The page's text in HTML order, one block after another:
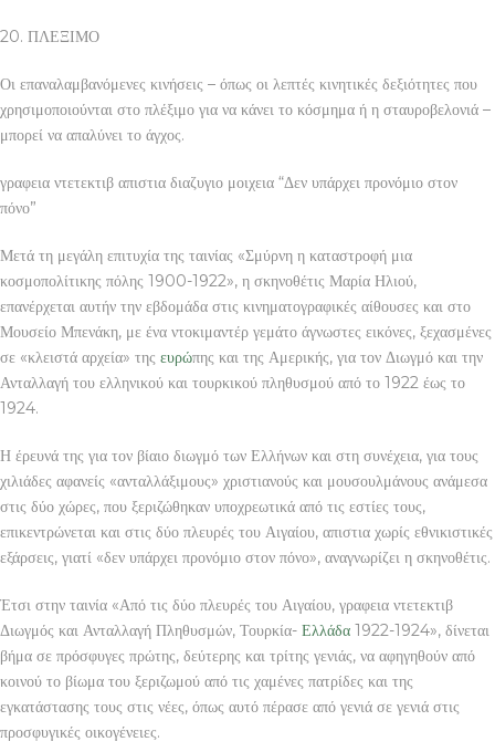
20. ΠΛΕΞΙΜΟ
Οι επαναλαμβανόμενες κινήσεις – όπως οι λεπτές κινητικές δεξιότητες που
χρησιμοποιούνται στο πλέξιμο για να κάνει το κόσμημα ή η σταυροβελονιά –
μπορεί να απαλύνει το άγχος.
γραφεια ντετεκτιβ απιστια διαζυγιο μοιχεια “Δεν υπάρχει προνόμιο στον
πόνο”
Μετά τη μεγάλη επιτυχία της ταινίας «Σμύρνη η καταστροφή μια
κοσμοπολίτικης πόλης 1900-1922», η σκηνοθέτις Μαρία Ηλιού,
επανέρχεται αυτήν την εβδομάδα στις κινηματογραφικές αίθουσες και στο
Μουσείο Μπενάκη, με ένα ντοκιμαντέρ γεμάτο άγνωστες εικόνες, ξεχασμένες
σε «κλειστά αρχεία» της ευρώπης και της Αμερικής, για τον Διωγμό και την
Ανταλλαγή του ελληνικού και τουρκικού πληθυσμού από το 1922 έως το
1924.
Η έρευνά της για τον βίαιο διωγμό των Ελλήνων και στη συνέχεια, για τους
χιλιάδες αφανείς «ανταλλάξιμους» χριστιανούς και μουσουλμάνους ανάμεσα
στις δύο χώρες, που ξεριζώθηκαν υποχρεωτικά από τις εστίες τους,
επικεντρώνεται και στις δύο πλευρές του Αιγαίου, απιστια χωρίς εθνικιστικές
εξάρσεις, γιατί «δεν υπάρχει προνόμιο στον πόνο», αναγνωρίζει η σκηνοθέτις.
Έτσι στην ταινία «Από τις δύο πλευρές του Αιγαίου, γραφεια ντετεκτιβ
Διωγμός και Ανταλλαγή Πληθυσμών, Τουρκία- Ελλάδα 1922-1924», δίνεται
βήμα σε πρόσφυγες πρώτης, δεύτερης και τρίτης γενιάς, να αφηγηθούν από
κοινού το βίωμα του ξεριζωμού από τις χαμένες πατρίδες και της
εγκατάστασης τους στις νέες, όπως αυτό πέρασε από γενιά σε γενιά στις
προσφυγικές οικογένειες.